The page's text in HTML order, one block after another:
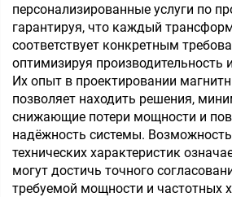
персонализированные услуги по
гарантируя, что каждый
соответствует конкретным
оптимизируя производительность
Их опыт в проектировании
позволяет находить решения,
снижающие потери мощности и
надёжность системы.
технических характеристик
могут достичь точного
требуемой мощности и частотных